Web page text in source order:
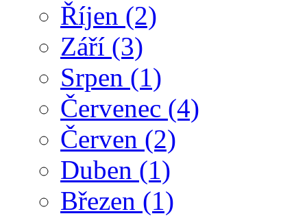
Říjen (2)
Září (3)
Srpen (1)
Červenec (4)
Červen (2)
Duben (1)
Březen (1)